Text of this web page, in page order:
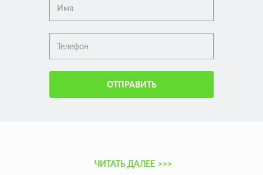
ОТПРАВИТЬ
ЧИТАТЬ ДАЛЕЕ >>>